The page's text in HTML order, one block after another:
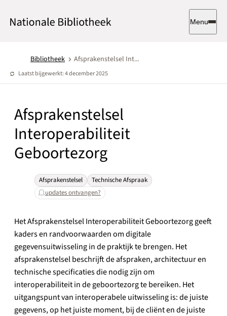
Menu
Bibliotheek Afsprakenstelsel Int...
Laatst bijgewerkt: 4 december 2025
Afsprakenstelsel
Interoperabiliteit
Geboortezorg
Afsprakenstelsel
Technische Afspraak
updates ontvangen?
Het Afsprakenstelsel Interoperabiliteit Geboortezorg geeft
kaders en randvoorwaarden om digitale
gegevensuitwisseling in de praktijk te brengen. Het
afsprakenstelsel beschrijft de afspraken, architectuur en
technische specificaties die nodig zijn om
interoperabiliteit in de geboortezorg te bereiken. Het
uitgangspunt van interoperabele uitwisseling is: de juiste
gegevens, op het juiste moment, bij de cliënt en de juiste